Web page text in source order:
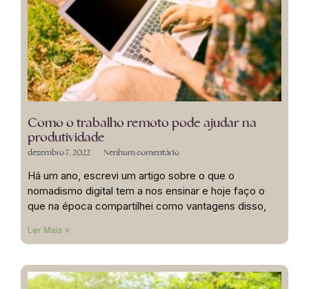
Como o trabalho remoto pode ajudar na
produtividade
dezembro 7, 2022 Nenhum comentário
Há um ano, escrevi um artigo sobre o que o
nomadismo digital tem a nos ensinar e hoje faço o
que na época compartilhei como vantagens disso,
Ler Mais »